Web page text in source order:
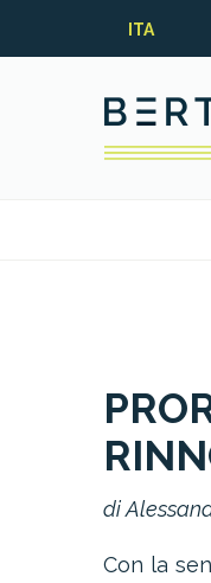
ITA
di
Con la